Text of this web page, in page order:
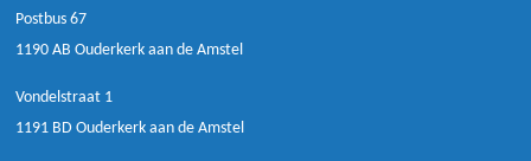
Postbus 67
1190 AB Ouderkerk aan de Amstel
Vondelstraat 1
1191 BD Ouderkerk aan de Amstel